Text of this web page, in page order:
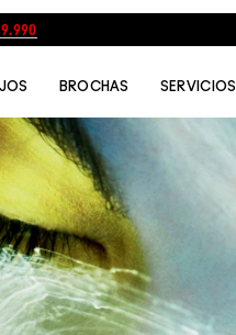
BROCHAS SERVICIOS